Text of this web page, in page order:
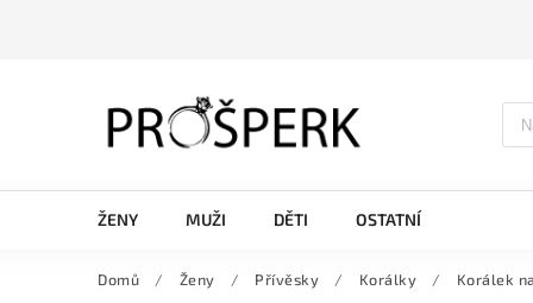
ŽENY MUŽI DĚTI OSTATNÍ
Domů / Ženy / Přívěsky / Korálky / Korálek